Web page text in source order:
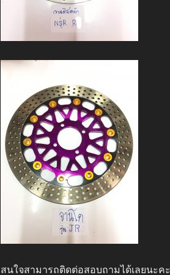
สนใจสามารถติดต่อสอบถามได้เลยนะคะ